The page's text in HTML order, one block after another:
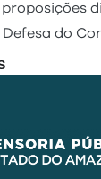
do